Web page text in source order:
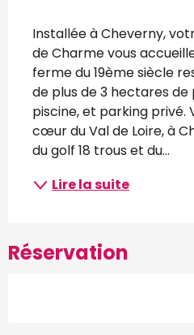
Description
Installée à Cheverny,
de Charme vous
ferme du 19ème siècle
de plus de 3 hectares
piscine, et parking privé.
cœur du Val de Loire, à
du golf 18 trous et du...
Lire la suite
Réservation